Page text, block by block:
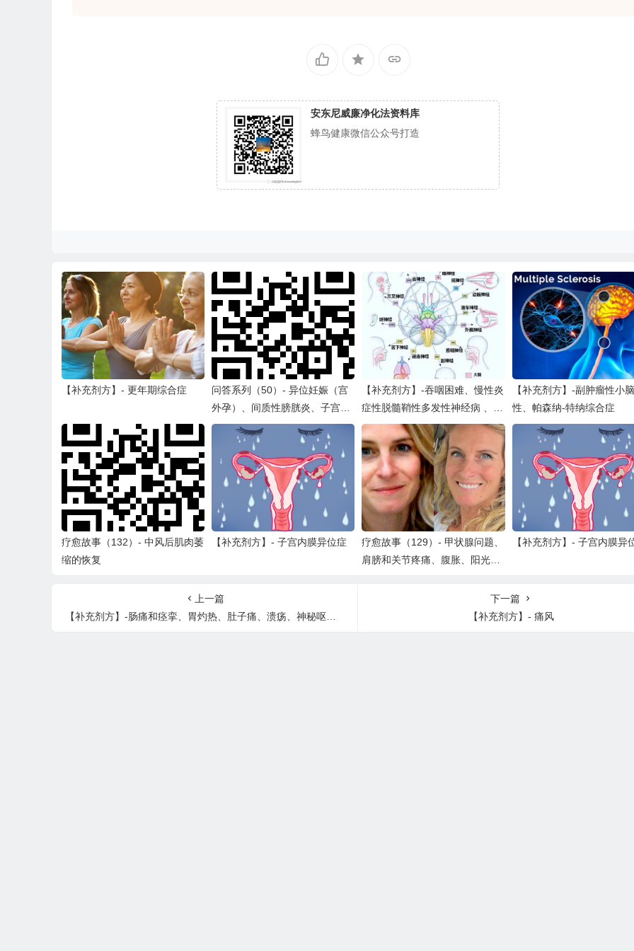
安东尼威廉净化法资料库
蜂鸟健康微信公众号打造
【补充剂方】- 更年期综合症
问答系列（50）- 异位妊娠（宫
外孕）、间质性膀胱炎、子宫内
膜异位症、食用油选择、吡咯障
碍（焦尿症、氪吡咯尿症或淡紫
色障碍）
【补充剂方】-吞咽困难、慢性炎
症性脱髓鞘性多发性神经病 、德
维克病（视神经脊髓炎）
【补充剂方】-副肿瘤性小
性、帕森纳-特纳综合症
疗愈故事（132）- 中风后肌肉萎
缩的恢复
【补充剂方】- 子宫内膜异位症
疗愈故事（129）- 甲状腺问题、
肩膀和关节疼痛、腹胀、阳光过
【补充剂方】- 子宫内膜异
上一篇
【补充剂方】-肠痛和痉挛、胃灼热、肚子痛、溃疡、神秘呕吐、神秘恶心、蠕动问题、寄生虫
下一篇
【补充剂方】- 痛风